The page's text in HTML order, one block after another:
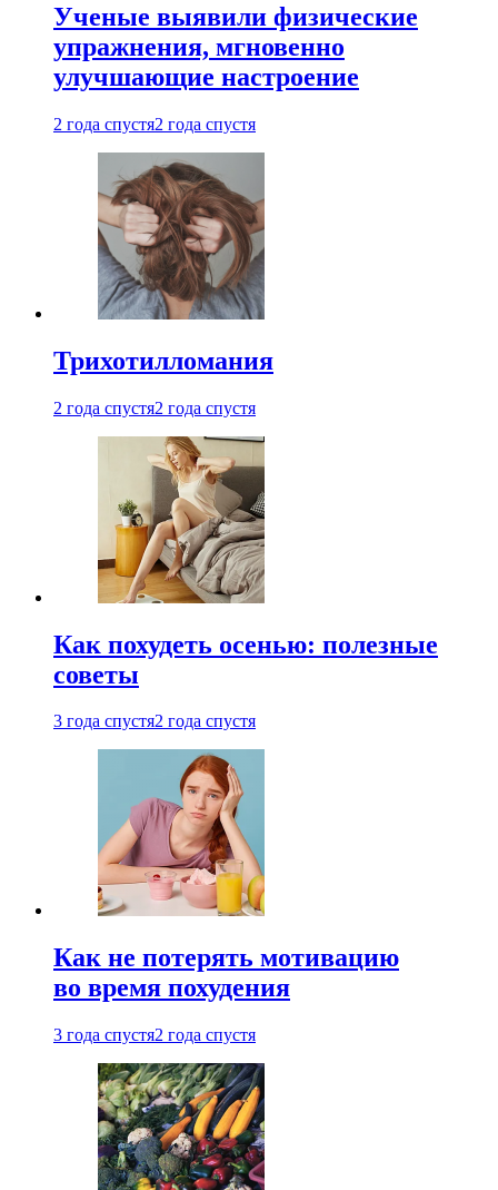
Ученые выявили физические
упражнения, мгновенно
улучшающие настроение
2 года спустя2 года спустя
Трихотилломания
2 года спустя2 года спустя
Как похудеть осенью: полезные
советы
3 года спустя2 года спустя
Как не потерять мотивацию
во время похудения
3 года спустя2 года спустя